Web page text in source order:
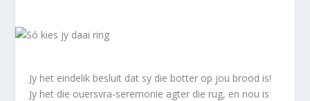
Jy het eindelik besluit dat sy die botter op jou brood is!
Jy het die ouersvra-seremonie agter die rug, en nou is